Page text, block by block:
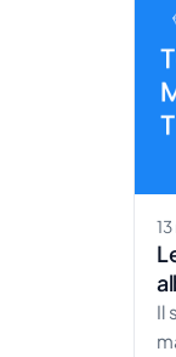
Il